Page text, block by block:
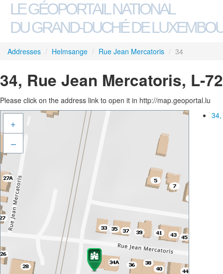
LE GÉOPORTAIL NATIONAL
DU GRAND-DUCHÉ DE
Addresses / Helmsange / Rue Jean Mercatoris / 34
34, Rue Jean Mercatoris, L-
Please click on the address link to open it in http://map.geoportal.lu
+
–